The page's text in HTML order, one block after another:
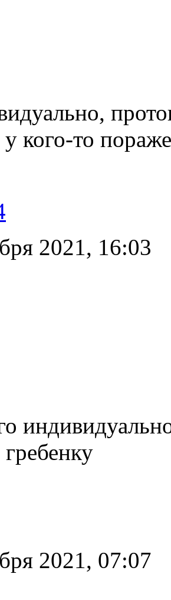
кого-то
2021, 16:03
2021, 07:07